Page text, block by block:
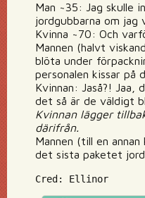
Man ~35: Jag skulle
jordgubbarna om jag
Kvinna ~70: Och
Mannen (halvt
blöta under
personalen kissar på
Kvinnan: Jaså?! Jaa,
det så är de väldigt
Kvinnan lägger
därifrån.
Mannen (till en
det sista paketet
Cred: Ellinor